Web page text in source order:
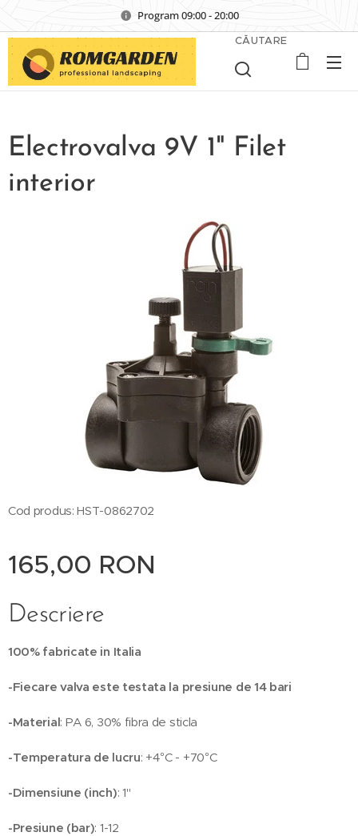
Program 09:00 - 20:00
CĂUTARE
Electrovalva 9V 1" Filet
interior
Cod produs: HST-0862702
165,00 RON
Descriere
100% fabricate in Italia
-Fiecare valva este testata la presiune de 14 bari
-Material: PA 6, 30% fibra de sticla
-Temperatura de lucru: +4°C - +70°C
-Dimensiune (inch): 1"
-Presiune (bar): 1-12